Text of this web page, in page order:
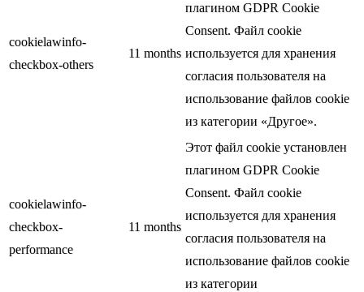
cookielawinfo-
checkbox-others
11 months
плагином GDPR Cookie
Consent. Файл cookie
используется для хранения
согласия пользователя на
использование файлов cookie
из категории «Другое».
cookielawinfo-
checkbox-
performance
11 months
Этот файл cookie установлен
плагином GDPR Cookie
Consent. Файл cookie
используется для хранения
согласия пользователя на
использование файлов cookie
из категории